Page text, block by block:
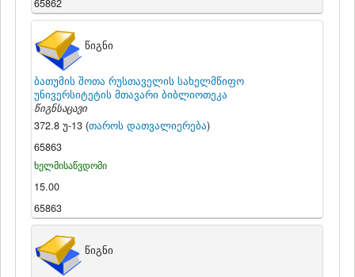
65862
წიგნი
ბათუმის შოთა რუსთაველის სახელმწიფო
უნივერსიტეტის მთავარი ბიბლიოთეკა
წიგნსაცავი
372.8 უ-13 (თაროს დათვალიერება)
65863
ხელმისაწვდომი
15.00
65863
წიგნი